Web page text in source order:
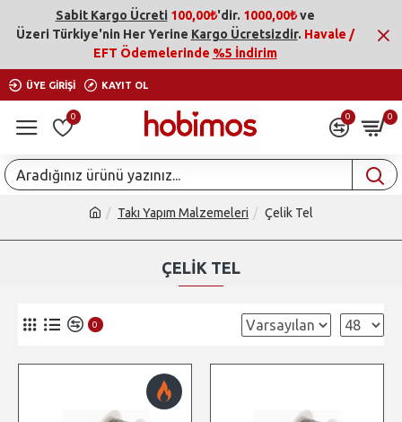
Sabit Kargo Ücreti 100,00₺'dir. 1000,00₺ve
Üzeri Türkiye'nin Her Yerine Kargo Ücretsizdir. Havale /
EFT Ödemelerinde %5 İndirim
ÜYE GIRIŞI KAYIT OL
0 0 0
Takı Yapım Malzemeleri Çelik Tel
ÇELIK TEL
0